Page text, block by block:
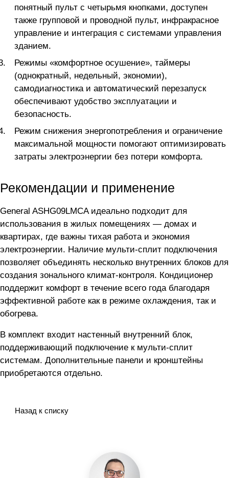
понятный пульт с четырьмя кнопками, доступен
также групповой и проводной пульт, инфракрасное
управление и интеграция с системами управления
зданием.
Режимы «комфортное осушение», таймеры
(однократный, недельный, экономии),
самодиагностика и автоматический перезапуск
обеспечивают удобство эксплуатации и
безопасность.
Режим снижения энергопотребления и ограничение
максимальной мощности помогают оптимизировать
затраты электроэнергии без потери комфорта.
Рекомендации и применение
General ASHG09LMCA идеально подходит для
использования в жилых помещениях — домах и
квартирах, где важны тихая работа и экономия
электроэнергии. Наличие мульти-сплит подключения
позволяет объединять несколько внутренних блоков для
создания зонального климат-контроля. Кондиционер
поддержит комфорт в течение всего года благодаря
эффективной работе как в режиме охлаждения, так и
обогрева.
В комплект входит настенный внутренний блок,
поддерживающий подключение к мульти-сплит
системам. Дополнительные панели и кронштейны
приобретаются отдельно.
Назад к списку